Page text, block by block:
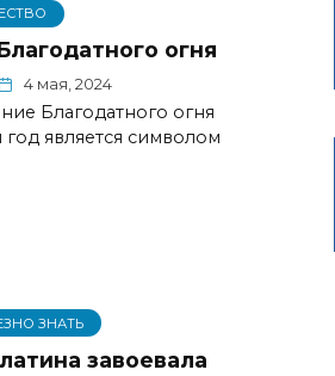
огня
4 мая, 2024
Благодатного огня
является символом
ЗНАТЬ
завоевала